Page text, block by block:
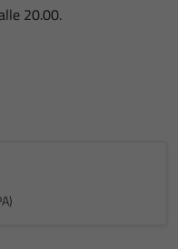
20.00.